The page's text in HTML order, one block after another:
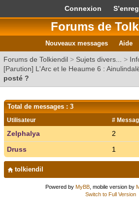
Connexion
Forums de
Nouveaux messages Aide
Forums de Tolkiendil > Sujets divers... >
[Parution] L'Arc et le Heaume 6 :
posté ?
Total de messages : 3
Utilisateur #
Zelphalya
2
Druss
1
tolkiendil
Powered by MyBB, mobile version by
Switch to Full Version